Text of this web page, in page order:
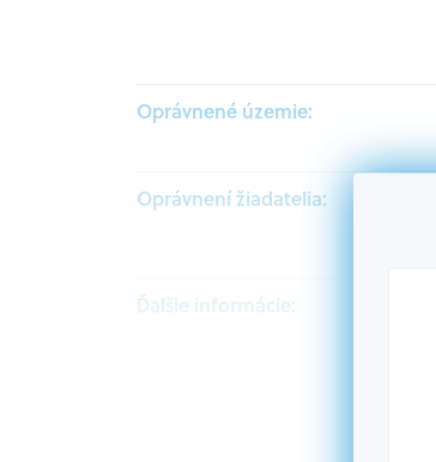
Oprávnené územie:
Oprávnení žiadatelia:
Ďalšie informácie: